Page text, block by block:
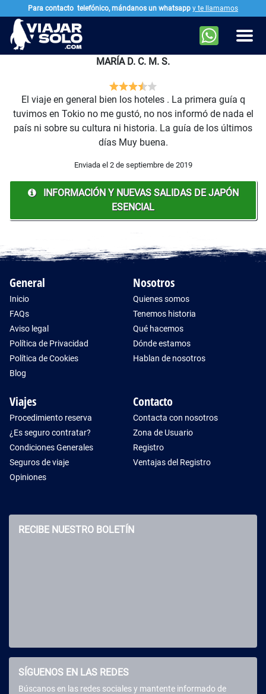
Ir al contenido principal
MARÍA D. C. M. S.
El viaje en general bien los hoteles . La primera guía q
tuvimos en Tokio no me gustó, no nos informó de nada el
país ni sobre su cultura ni historia. La guía de los últimos
días Muy buena.
Enviada el 2 de septiembre de 2019
INFORMACIÓN Y NUEVAS SALIDAS DE JAPÓN
ESENCIAL
General
Inicio
FAQs
Aviso legal
Política de Privacidad
Política de Cookies
Blog
Nosotros
Quienes somos
Tenemos historia
Qué hacemos
Dónde estamos
Hablan de nosotros
Viajes
Procedimiento reserva
¿Es seguro contratar?
Condiciones Generales
Seguros de viaje
Opiniones
Contacto
Contacta con nosotros
Zona de Usuario
Registro
Ventajas del Registro
RECIBE NUESTRO BOLETÍN
SÍGUENOS EN LAS REDES
Búscanos en las redes sociales y mantente informado de
Para contacto telefónico, mándanos un whatsapp y te llamamos